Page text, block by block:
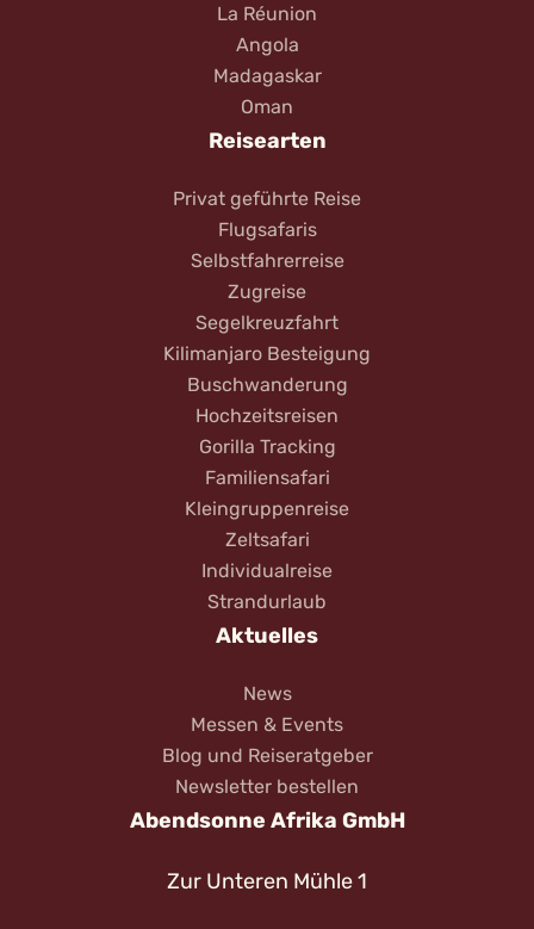
La Réunion
Angola
Madagaskar
Oman
Reisearten
Privat geführte Reise
Flugsafaris
Selbstfahrerreise
Zugreise
Segelkreuzfahrt
Kilimanjaro Besteigung
Buschwanderung
Hochzeitsreisen
Gorilla Tracking
Familiensafari
Kleingruppenreise
Zeltsafari
Individualreise
Strandurlaub
Aktuelles
News
Messen & Events
Blog und Reiseratgeber
Newsletter bestellen
Abendsonne Afrika GmbH
Zur Unteren Mühle 1